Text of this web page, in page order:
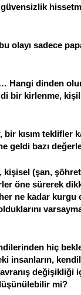
olayı sadece
Hangi dinden
bir kirlenme,
kısım teklifler
geldi bazı
kişisel (şan,
öne sürerek
ne kadar kurgu
hiç
insanların,
değişikliği
mi?